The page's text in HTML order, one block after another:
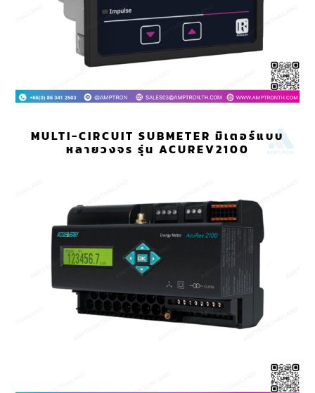
MULTI-CIRCUIT SUBMETER มิเตอร์แบบ
หลายวงจร รุ่น ACUREV2100